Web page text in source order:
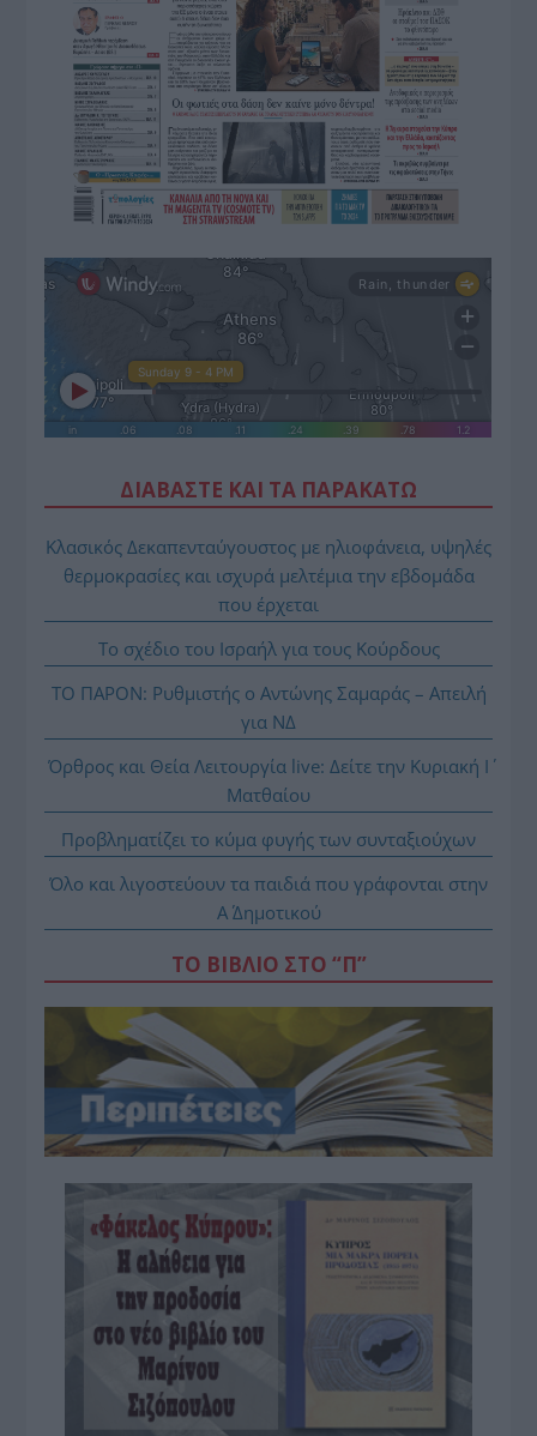
ΔΙΑΒΑΣΤΕ ΚΑΙ ΤΑ ΠΑΡΑΚΑΤΩ
Κλασικός Δεκαπενταύγουστος με ηλιοφάνεια, υψηλές
θερμοκρασίες και ισχυρά μελτέμια την εβδομάδα
που έρχεται
Το σχέδιο του Ισραήλ για τους Κούρδους
ΤΟ ΠΑΡΟΝ: Ρυθμιστής ο Αντώνης Σαμαράς – Απειλή
για ΝΔ
Όρθρος και Θεία Λειτουργία live: Δείτε την Κυριακή Ι΄
Ματθαίου
Προβληματίζει το κύμα φυγής των συνταξιούχων
Όλο και λιγοστεύουν τα παιδιά που γράφονται στην
Α΄ Δημοτικού
ΤΟ ΒΙΒΛΙΟ ΣΤΟ “Π”